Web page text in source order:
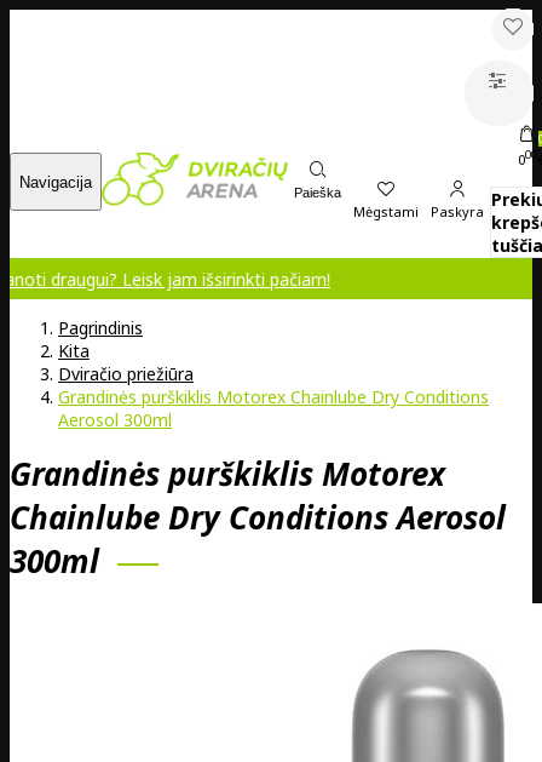
Navigacija
Paieška
Mėgstami Paskyra
000
Leisk jam išsirinkti pačiam!
Pagrindinis
Kita
Dviračio priežiūra
Grandinės purškiklis Motorex Chainlube Dry Conditions
Aerosol 300ml
Grandinės purškiklis Motorex
Chainlube Dry Conditions Aerosol
300ml